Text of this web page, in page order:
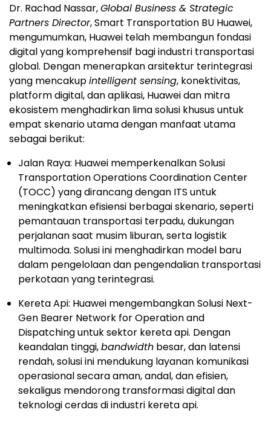
Dr. Rachad Nassar,Global Business & Strategic
Partners Director, Smart Transportation BU Huawei,
mengumumkan, Huawei telah membangun fondasi
digital yang komprehensif bagi industri transportasi
global. Dengan menerapkan arsitektur terintegrasi
yang mencakupintelligent sensing, konektivitas,
platform digital, dan aplikasi, Huawei dan mitra
ekosistem menghadirkan lima solusi khusus untuk
empat skenario utama dengan manfaat utama
sebagai berikut:
Jalan Raya: Huawei memperkenalkan Solusi
Transportation Operations Coordination Center
(TOCC) yang dirancang dengan ITS untuk
meningkatkan efisiensi berbagai skenario, seperti
pemantauan transportasi terpadu, dukungan
perjalanan saat musim liburan, serta logistik
multimoda. Solusi ini menghadirkan model baru
dalam pengelolaan dan pengendalian transportasi
perkotaan yang terintegrasi.
Kereta Api: Huawei mengembangkan Solusi Next-
Gen Bearer Network for Operation and
Dispatching untuk sektor kereta api. Dengan
keandalan tinggi,bandwidth besar, dan latensi
rendah, solusi ini mendukung layanan komunikasi
operasional secara aman, andal, dan efisien,
sekaligus mendorong transformasi digital dan
teknologi cerdas di industri kereta api.